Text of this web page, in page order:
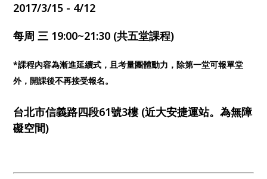
2017/3/15 - 4/12
每周 三 19:00~21:30 (共五堂課程)
*課程內容為漸進延續式，且考量團體動力，除第一堂可報單堂
外，開課後不再接受報名。
台北市信義路四段61號3樓 (近大安捷運站。為無障
礙空間)